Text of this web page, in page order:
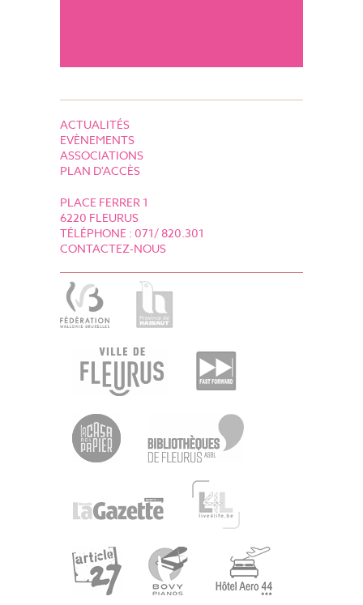
ACTUALITÉS
EVÈNEMENTS
ASSOCIATIONS
PLAN D'ACCÈS
PLACE FERRER 1
6220 FLEURUS
TÉLÉPHONE : 071/ 820.301
CONTACTEZ-NOUS